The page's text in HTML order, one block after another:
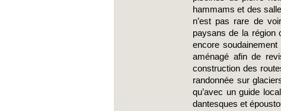
hammams et des
n’est pas rare de
paysans de la région
encore
aménagé afin de
construction des
randonnée sur
qu’avec un guide
dantesques et